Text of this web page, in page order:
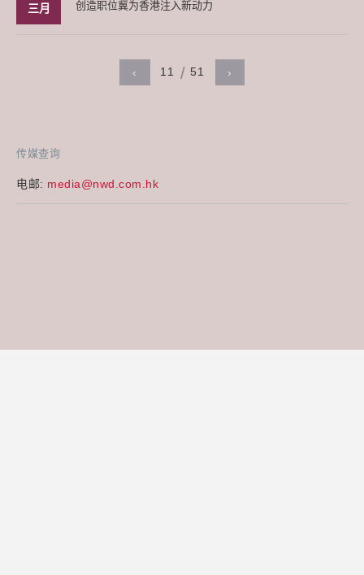
传媒查询
电邮: media@nwd.com.hk
三月
创造职位冀为香港注入新动力
‹ 11 51 ›